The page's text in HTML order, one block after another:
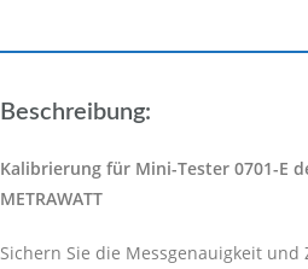
Beschreibung:
Kalibrierung für Mini-Tester 0701-E
METRAWATT
Sichern Sie die Messgenauigkeit